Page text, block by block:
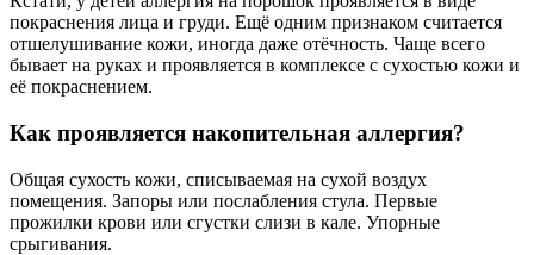
покраснения лица и груди. Ещё одним признаком считается
отшелушивание кожи, иногда даже отёчность. Чаще всего
бывает на руках и проявляется в комплексе с сухостью кожи и
её покраснением.
Как проявляется накопительная аллергия?
Общая сухость кожи, списываемая на сухой воздух
помещения. Запоры или послабления стула. Первые
прожилки крови или сгустки слизи в кале. Упорные
срыгивания.